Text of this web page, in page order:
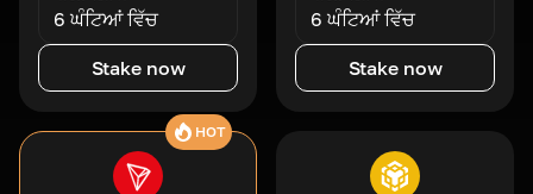
6 ਘੰਟਿਆਂ ਵਿੱਚ
Stake now
6 ਘੰਟਿਆਂ ਵਿੱਚ
Stake now
HOT